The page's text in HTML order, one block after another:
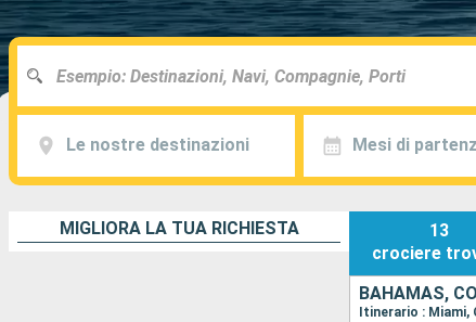
Le nostre destinazioni Mesi di
MIGLIORA LA TUA RICHIESTA
13
crociere